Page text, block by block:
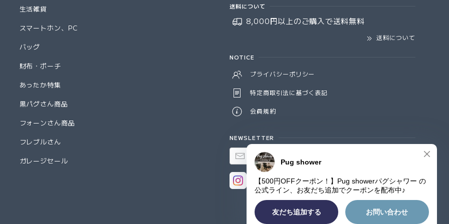
生活雑貨
スマートホン、PC
バッグ
財布・ポーチ
あったか特集
黒パグさん商品
フォーンさん商品
フレブルさん
ガレージセール
送料について
8,000円以上のご購入で送料無料
送料について
NOTICE
プライバシーポリシー
特定商取引法に基づく表記
会員規約
NEWSLETTER